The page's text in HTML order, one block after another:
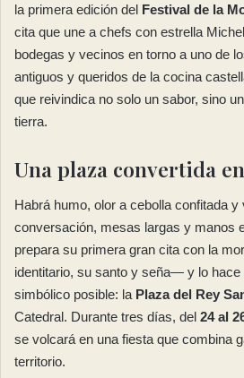
la primera edición del Festival de la
cita que une a chefs con estrella
bodegas y vecinos en torno a uno de
antiguos y queridos de la cocina
que reivindica no solo un sabor, sino
tierra.
Una plaza convertida
Habrá humo, olor a cebolla confitada
conversación, mesas largas y manos
prepara su primera gran cita con la
identitario, su santo y seña— y lo hace
simbólico posible: la Plaza del Rey
Catedral. Durante tres días, del 24 al
se volcará en una fiesta que combina
territorio.